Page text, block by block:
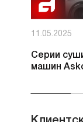
11.05.2025
Серии
машин